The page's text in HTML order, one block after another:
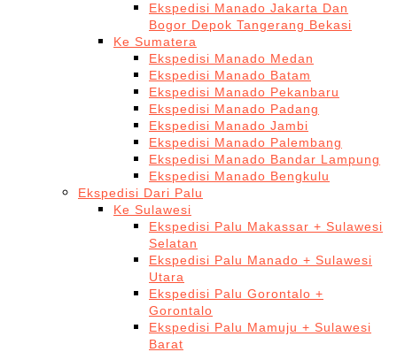
Ekspedisi Manado Jakarta Dan
Bogor Depok Tangerang Bekasi
Ke Sumatera
Ekspedisi Manado Medan
Ekspedisi Manado Batam
Ekspedisi Manado Pekanbaru
Ekspedisi Manado Padang
Ekspedisi Manado Jambi
Ekspedisi Manado Palembang
Ekspedisi Manado Bandar Lampung
Ekspedisi Manado Bengkulu
Ekspedisi Dari Palu
Ke Sulawesi
Ekspedisi Palu Makassar + Sulawesi
Selatan
Ekspedisi Palu Manado + Sulawesi
Utara
Ekspedisi Palu Gorontalo +
Gorontalo
Ekspedisi Palu Mamuju + Sulawesi
Barat